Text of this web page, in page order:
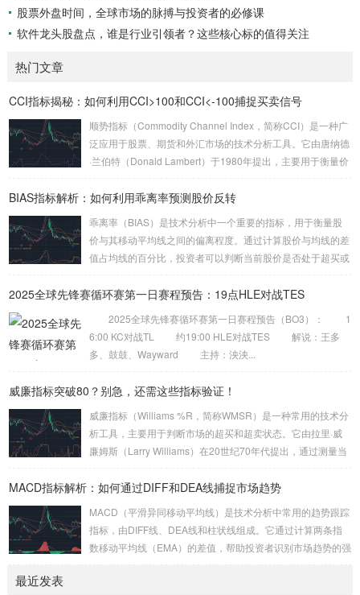
股票外盘时间，全球市场的脉搏与投资者的必修课
软件龙头股盘点，谁是行业引领者？这些核心标的值得关注
热门文章
CCI指标揭秘：如何利用CCI>100和CCI<-100捕捉买卖信号
顺势指标（Commodity Channel Index，简称CCI）是一种广
泛应用于股票、期货和外汇市场的技术分析工具。它由唐纳德
·兰伯特（Donald Lambert）于1980年提出，主要用于衡量价
算当前价格与历史平均价格的差异，来判断市场是否处于超买
比较当前价格与一定周期内的平均价格，来衡量价格的波动
性。具体来说，CCI的计算公式为：CCI = (当...
BIAS指标解析：如何利用乖离率预测股价反转
乖离率（BIAS）是技术分析中一个重要的指标，用于衡量股
价与其移动平均线之间的偏离程度。通过计算股价与均线的差
值占均线的百分比，投资者可以判断当前股价是否处于超买或
均线) / 移动平均线 × 100% 当BIAS值大于10%时，通常认为
于-10%时，则认为股价处于超卖状态，市场可能迎来反弹机
会。 乖离率的基本原理 乖离率的核心思想是股价会围...
2025全球先锋赛循环赛第一日赛程预告：19点HLE对战TES
2025全球先锋赛循环赛第一日赛程预告（BO3）： 1
6:00 KC对战TL 约19:00 HLE对战TES 解说：王多
多、鼓鼓、Wayward 主持：泱泱...
威廉指标突破80？别急，还需这些指标验证！
威廉指标（Williams %R，简称WMSR）是一种常用的技术分
析工具，主要用于判断市场的超买和超卖状态。它由拉里·威
廉姆斯（Larry Williams）在20世纪70年代提出，通过测量当
的短期动能。本文将深入探讨威廉指标的基本原理、如何利用
标进行验证。 威廉指标的基本原理 威廉指标的计算公式为：
WMSR = (最高价 – 收盘价) / (最高价 –...
MACD指标解析：如何通过DIFF和DEA线捕捉市场趋势
MACD（平滑异同移动平均线）是技术分析中常用的趋势跟踪
指标，由DIFF线、DEA线和柱状线组成。它通过计算两条指
数移动平均线（EMA）的差值，帮助投资者识别市场趋势的强
最近发表